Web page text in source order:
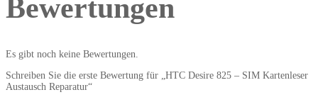
Bewertungen
Es gibt noch keine Bewertungen.
Schreiben Sie die erste Bewertung für „HTC Desire 825 – SIM Kartenleser
Austausch Reparatur“